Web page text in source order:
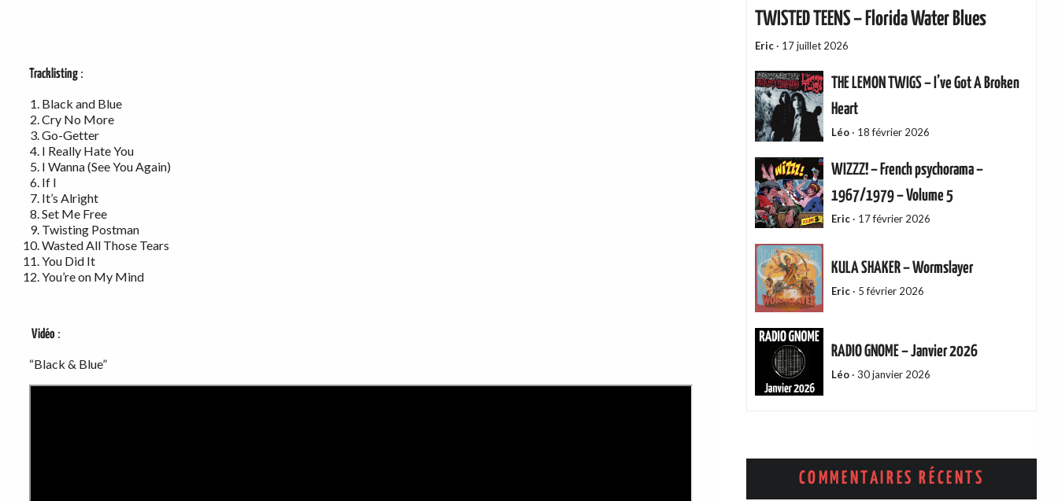
Tracklisting :
Black and Blue
Cry No More
Go-Getter
I Really Hate You
I Wanna (See You Again)
If I
It’s Alright
Set Me Free
Twisting Postman
Wasted All Those Tears
You Did It
You’re on My Mind
Vidéo :
“Black & Blue”
TWISTED TEENS – Florida Water Blues
Eric · 17 juillet 2026
THE LEMON TWIGS – I’ve Got A Broken
Heart
Léo· 18 février 2026
WIZZZ! – French psychorama –
1967/1979 – Volume 5
Eric· 17 février 2026
KULA SHAKER – Wormslayer
Eric· 5 février 2026
RADIO GNOME – Janvier 2026
Léo· 30 janvier 2026
Eric·13 décembre 2025
COMMENTAIRES RÉCENTS